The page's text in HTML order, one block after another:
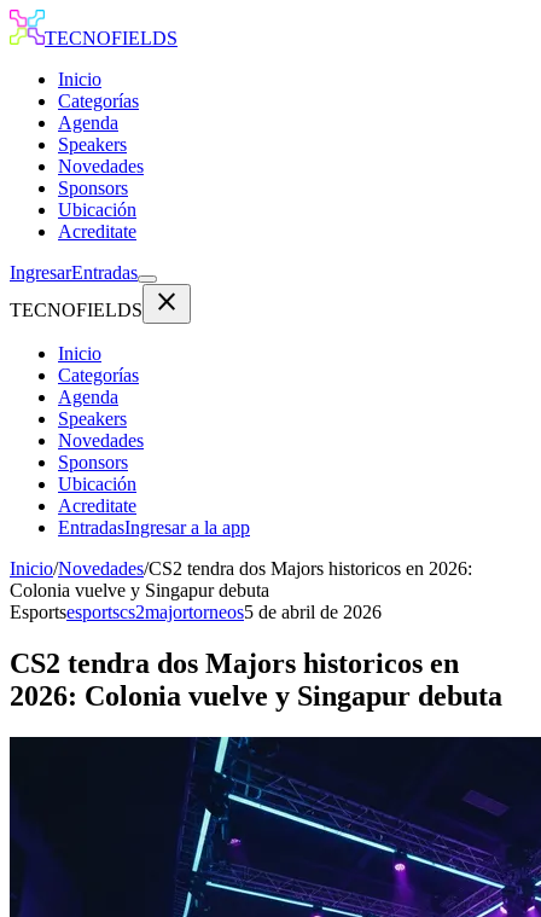
TECNOFIELDS
Inicio
Categorías
Agenda
Speakers
Novedades
Sponsors
Ubicación
Acreditate
IngresarEntradas
TECNOFIELDS
close
Inicio
Categorías
Agenda
Speakers
Novedades
Sponsors
Ubicación
Acreditate
EntradasIngresar a la app
Inicio/Novedades/CS2 tendra dos Majors historicos en 2026:
Colonia vuelve y Singapur debuta
Esportsesportscs2majortorneos5 de abril de 2026
CS2 tendra dos Majors historicos en
2026: Colonia vuelve y Singapur debuta